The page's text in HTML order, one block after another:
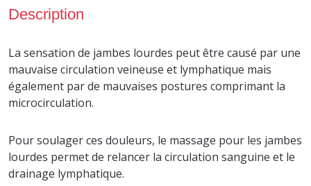
Description
La sensation de jambes lourdes peut être causé par une
mauvaise circulation veineuse et lymphatique mais
également par de mauvaises postures comprimant la
microcirculation.
Pour soulager ces douleurs, le massage pour les jambes
lourdes permet de relancer la circulation sanguine et le
drainage lymphatique.